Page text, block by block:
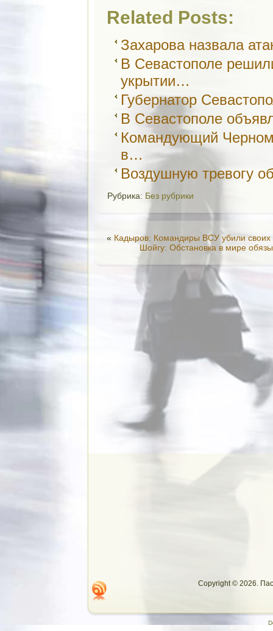
Related Posts:
Захарова назвала
В Севастополе
укрытии…
Губернатор
В Севастополе
Командующий
в…
Воздушную тревогу
Рубрика: Без рубрики
« Кадыров: Командиры ВСУ убили своих
Шойгу: Обстановка в мире
Copyright © 2026.